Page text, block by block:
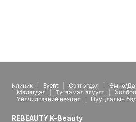
Клиник Event Сэтгэгдэл Өмнө/
Мэдэгдэл
Түгээмэл асуулт
Үйлчилгээний нөхцөл
Нууцлалын
REBEAUTY K-Beauty